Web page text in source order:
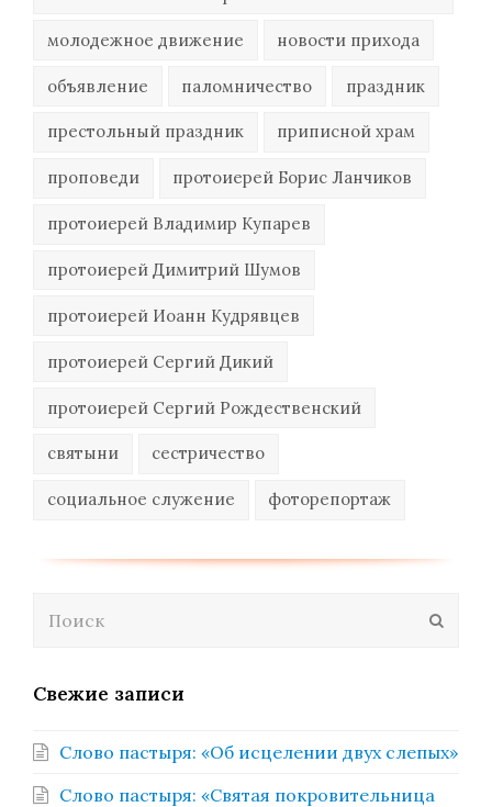
молодежное движение новости прихода
объявление паломничество праздник
престольный праздник приписной храм
проповеди протоиерей Борис Ланчиков
протоиерей Владимир Купарев
протоиерей Димитрий Шумов
протоиерей Иоанн Кудрявцев
протоиерей Сергий Дикий
протоиерей Сергий Рождественский
святыни сестричество
социальное служение фоторепортаж
Свежие записи
Слово пастыря: «Об исцелении двух слепых»
Слово пастыря: «Святая покровительница